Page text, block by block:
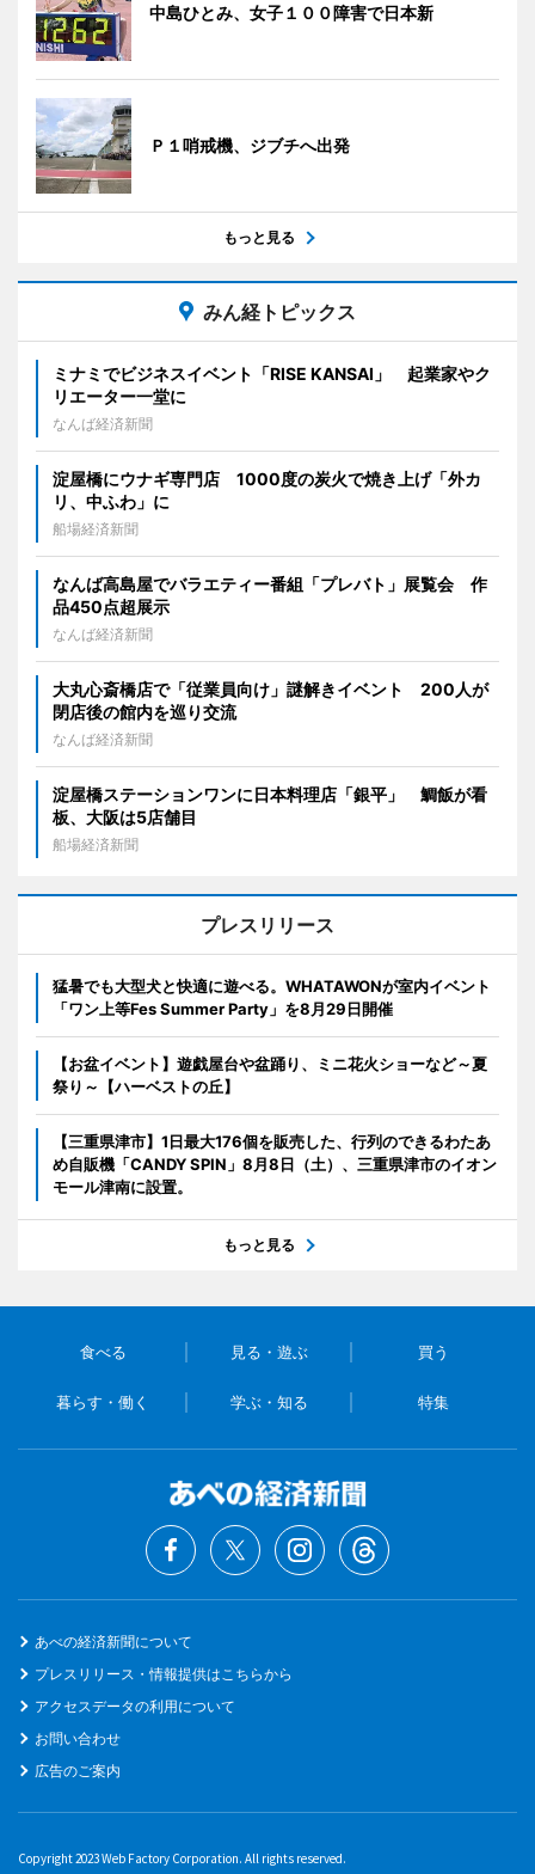
中島ひとみ、女子１００障害で日本新
Ｐ１哨戒機、ジブチへ出発
もっと見る
みん経トピックス
ミナミでビジネスイベント「RISE KANSAI」 起業家やク
リエーター一堂に
なんば経済新聞
淀屋橋にウナギ専門店 1000度の炭火で焼き上げ「外カ
リ、中ふわ」に
船場経済新聞
なんば高島屋でバラエティー番組「プレバト」展覧会 作
品450点超展示
なんば経済新聞
大丸心斎橋店で「従業員向け」謎解きイベント 200人が
閉店後の館内を巡り交流
なんば経済新聞
淀屋橋ステーションワンに日本料理店「銀平」 鯛飯が看
板、大阪は5店舗目
船場経済新聞
プレスリリース
猛暑でも大型犬と快適に遊べる。WHATAWONが室内イベント
「ワン上等Fes Summer Party」を8月29日開催
【お盆イベント】遊戯屋台や盆踊り、ミニ花火ショーなど～夏
祭り～【ハーベストの丘】
【三重県津市】1日最大176個を販売した、行列のできるわたあ
め自販機「CANDY SPIN」8月8日（土）、三重県津市のイオン
モール津南に設置。
もっと見る
食べる 見る・遊ぶ 買う
暮らす・働く 学ぶ・知る 特集
あべの経済新聞について
プレスリリース・情報提供はこちらから
アクセスデータの利用について
お問い合わせ
広告のご案内
Copyright 2023 Web Factory Corporation. All rights reserved.